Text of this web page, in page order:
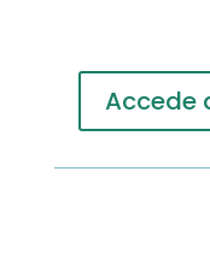
Accede